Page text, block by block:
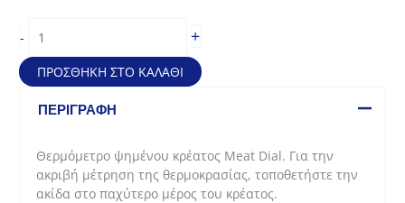
-
ψημένου
κρέατος
Meat
Dial
+
ΠΡΟΣΘΉΚΗ ΣΤΟ ΚΑΛΆΘΙ
ΠΕΡΙΓΡΑΦΉ
Θερμόμετρο ψημένου κρέατος Meat Dial. Για την
ακριβή μέτρηση της θερμοκρασίας, τοποθετήστε την
ακίδα στο παχύτερο μέρος του κρέατος.